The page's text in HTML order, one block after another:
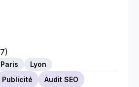
7)
Paris
Lyon
Publicité
Audit SEO